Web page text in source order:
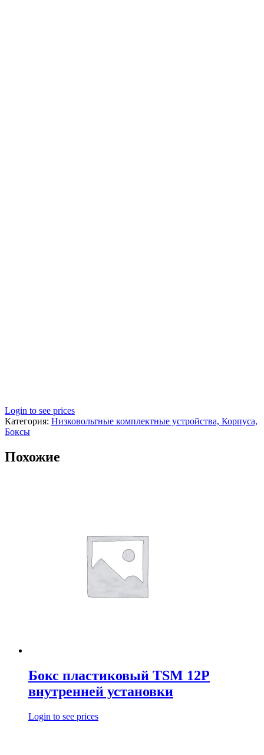
Login to see prices
Категория: Низковольтные комплектные устройства, Корпуса,
Боксы
Похожие
Бокс пластиковый TSM 12P
внутренней установки
Login to see prices